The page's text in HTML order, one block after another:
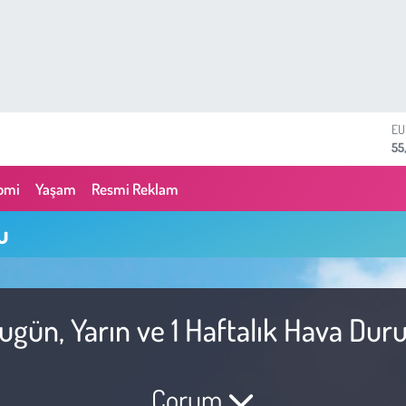
Yaşam Resmi Reklam
Yarın ve 1 Haftalık Hava
Çorum